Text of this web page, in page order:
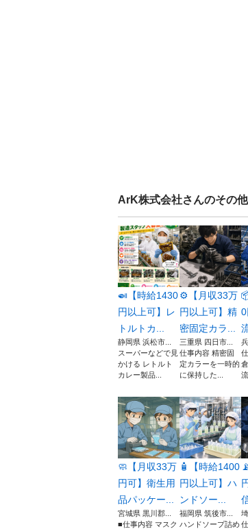
ArK株式会社さんのその
🍛【時給1430
円以上可】レ
トルトカ...
静岡県 浜松市...
スーパーなどで見
かける レトルト
カレー製品...
⚙️【月収33万
円以上可】精
密固定カラ...
三重県 四日市...
仕事内容 精密固
定カラーを一時的
に保持した...
🧼【月収33万
円可】衛生用
品パッケー...
宮城県 黒川郡...
■仕事内容 マスク
🧴【時給1400
円以上可】ハ
ンドソー...
福岡県 筑後市...
ハンドソープ詰め